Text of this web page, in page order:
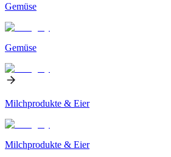
Gemüse
Gemüse
Milchprodukte & Eier
Milchprodukte & Eier